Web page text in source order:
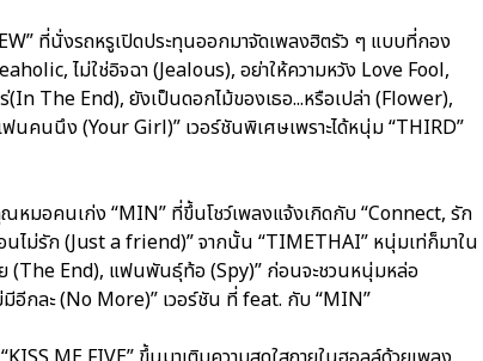
ที่นั่งรถหรูเปิดประทุนออกมาจัดเพลงฮิตรัว ๆ แบบที่กอง
ไม่ใช่อิจฉา (Jealous), อย่าให้ความหวัง Love Fool,
The End), ยังเป็นดอกไม้ของเธอ...หรือเปล่า (Flower),
คนนึง (Your Girl)” เวอร์ชันพิเศษเพราะได้หนุ่ม “THIRD”
มอคนเก่ง “MIN” ที่ขึ้นโชว์เพลงแจ้งเกิดกับ “Connect, รัก
ไม่รัก (Just a friend)” จากนั้น “TIMETHAI” หนุ่มเท่ก็มาใน
(The End), แฟนพันธุ์ท้อ (Spy)” ก่อนจะชวนหนุ่มหล่อ
มีอีกละ (No More)” เวอร์ชัน ที่ feat. กับ “MIN”